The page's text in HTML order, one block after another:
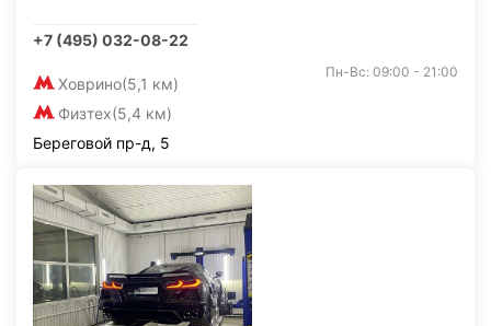
+7 (495) 032-08-22
Ховрино(5,1 км)
Физтех(5,4 км)
Пн-Вс: 09:00 - 21:00
Береговой пр-д, 5